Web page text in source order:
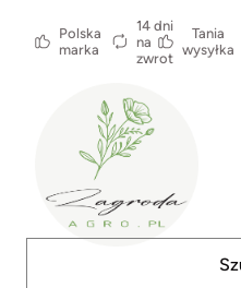
Polska
marka
14 dni
na
zwrot
Tania
wysyłka